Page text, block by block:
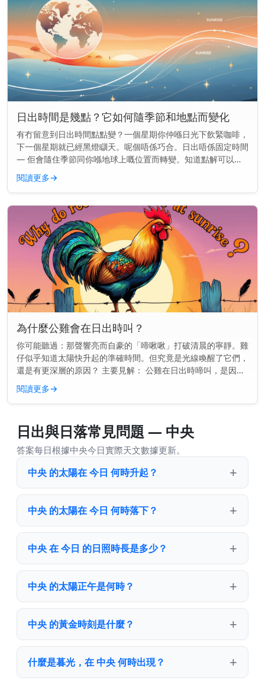
日出時間是幾點？它如何隨季節和地點而變化
有冇留意到日出時間點點變？一個星期你仲喺日光下飲緊咖啡，
下一個星期就已經黑燈瞓天。呢個唔係巧合。日出唔係固定時間
— 佢會隨住季節同你喺地球上嘅位置而轉變。知道點解可以幫
你更好安排早晨嘅時間，無論你係追求早啲嘅陽光跑步，定係想
趕快送小朋友出...
閱讀更多→
為什麼公雞會在日出時叫？
你可能聽過：那聲響亮而自豪的「啼啾啾」打破清晨的寧靜。雞
仔似乎知道太陽快升起的準確時間。但究竟是光線喚醒了它們，
還是有更深層的原因？ 主要見解： 公雞在日出時啼叫，是因為
它們的內部生物鐘告訴它們該啼叫——甚至在第一縷光線出現之
前。 不僅僅是...
閱讀更多→
日出與日落常見問題 — 中央
答案每日根據中央今日實際天文數據更新。
中央 的太陽在 今日 何時升起？
中央 的太陽在 今日 何時落下？
中央 在 今日 的日照時長是多少？
中央 的太陽正午是何時？
中央 的黃金時刻是什麼？
什麼是暮光，在 中央 何時出現？